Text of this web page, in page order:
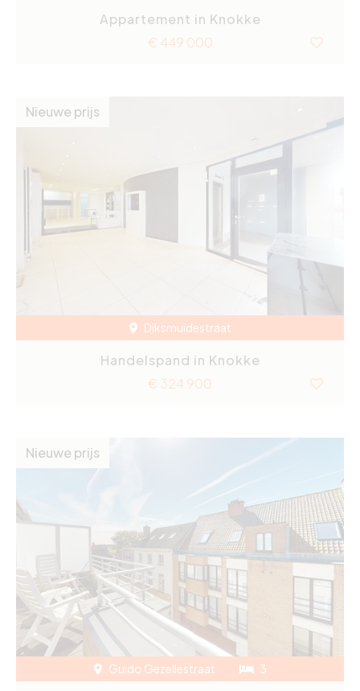
Appartement in Knokke
€ 449 000
Nieuwe prijs
Diksmuidestraat
Handelspand in Knokke
€ 324 900
Nieuwe prijs
Guido Gezellestraat 3